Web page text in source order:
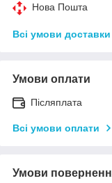
Нова Пошта
Всі умови доставки
Умови оплати
Післяплата
Всі умови оплати
Умови